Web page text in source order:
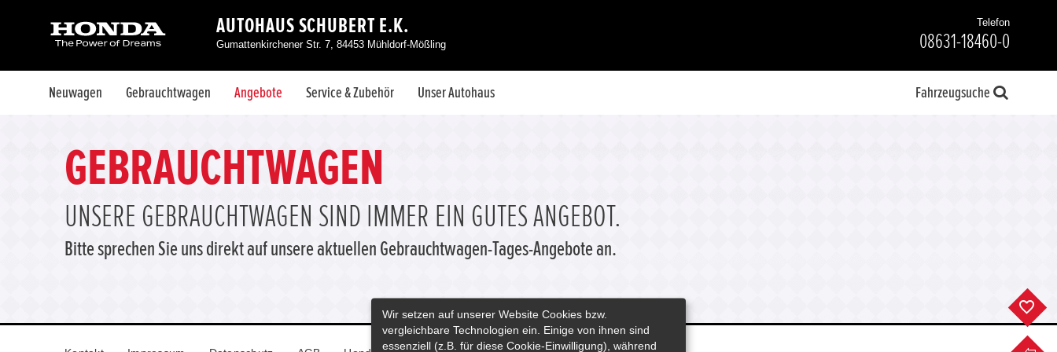
AUTOHAUS SCHUBERT E.K.
Gumattenkirchener Str. 7, 84453 Mühldorf-Mößling
Telefon
08631-18460-0
Neuwagen Gebrauchtwagen Angebote Service & Zubehör Unser Autohaus Fahrzeugsuche
GEBRAUCHTWAGEN
UNSERE GEBRAUCHTWAGEN SIND IMMER EIN GUTES ANGEBOT.
Bitte sprechen Sie uns direkt auf unsere aktuellen Gebrauchtwagen-Tages-Angebote an.
Wir setzen auf unserer Website Cookies bzw.
vergleichbare Technologien ein. Einige von ihnen sind
essenziell (z.B. für diese Cookie-Einwilligung), während